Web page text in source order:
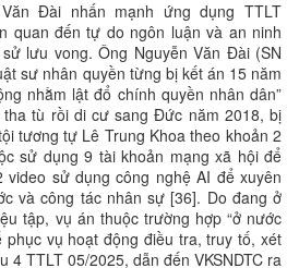
Đài nhấn mạnh ứng dụng TTLT
quan đến tự do ngôn luận và an ninh
lưu vong. Ông Nguyễn Văn Đài (SN
sư nhân quyền từng bị kết án 15 năm
nhằm lật đổ chính quyền nhân dân”
tù rồi di cư sang Đức năm 2018, bị
tương tự Lê Trung Khoa theo khoản 2
sử dụng 9 tài khoản mạng xã hội để
sử dụng công nghệ AI để xuyên
và công tác nhân sự [36]. Do đang ở
tập, vụ án thuộc trường hợp “ở nước
vụ hoạt động điều tra, truy tố, xét
4 TTLT 05/2025, dẫn đến VKSNDTC ra